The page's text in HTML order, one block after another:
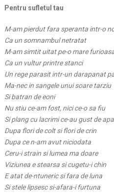
Pentru sufletul tau
M-am pierdut fara speranta intr-o
Ca un somnambul netratat
M-am simtit uitat pe-o mare
Ca un vultur printre stanci
Un rege parasit intr-un darapanat
Ma-nec in sangele unui soare tarziu
Si batran de eoni
Nu stiu ce-am fost, nici ce-o sa fiu
Si plang cu lacrimi ce-au gust de
Dupa flori de colt si flori de crin
Dupa ce n-am avut niciodata
Ceru-i strain si lumea ma doare
Viziunea e stearsa si cugetu-i chin
E atat de-ntuneric si fara de luna
Si stele lipsesc si-afara-i furtuna